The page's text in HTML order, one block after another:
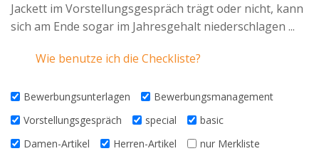
Jackett im Vorstellungsgespräch trägt oder nicht, kann
sich am Ende sogar im Jahresgehalt niederschlagen ...
Wie benutze ich die Checkliste?
Bewerbungsunterlagen
Bewerbungsmanagement
Vorstellungsgespräch
special
basic
Damen-Artikel
Herren-Artikel nur Merkliste